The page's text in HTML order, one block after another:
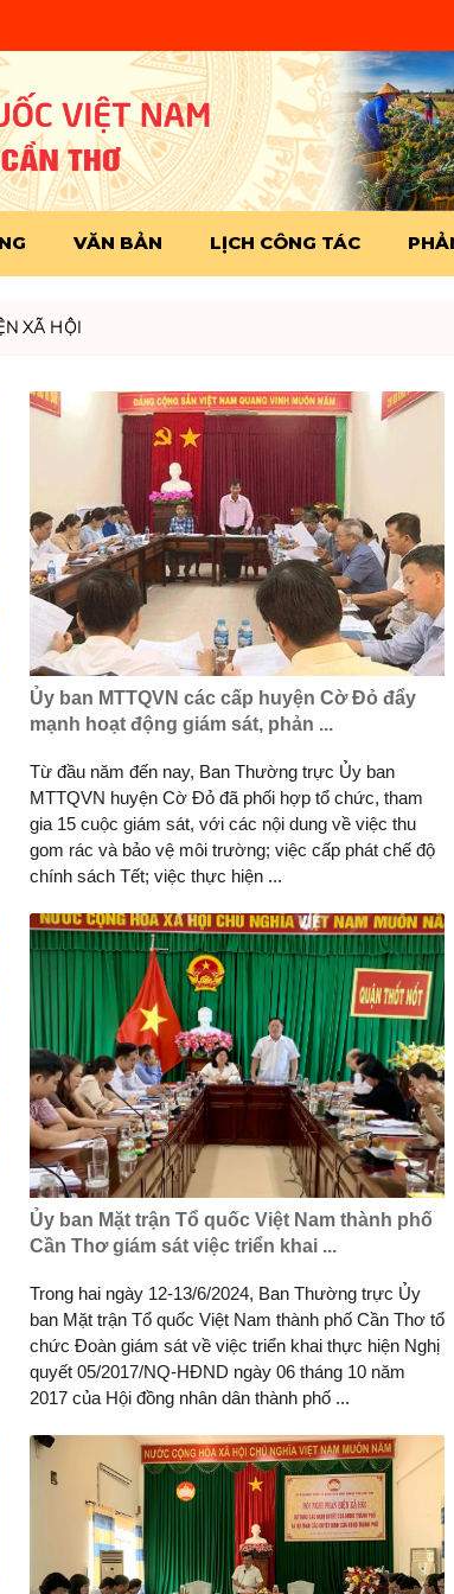
VĂN BẢN LỊCH CÔNG TÁC
XÃ HỘI
Ủy ban MTTQVN các cấp huyện Cờ Ðỏ đẩy
mạnh hoạt động giám sát, phản ...
Từ đầu năm đến nay, Ban Thường trực Ủy ban
MTTQVN huyện Cờ Ðỏ đã phối hợp tổ chức, tham
gia 15 cuộc giám sát, với các nội dung về việc thu
gom rác và bảo vệ môi trường; việc cấp phát chế độ
chính sách Tết; việc thực hiện ...
Ủy ban Mặt trận Tổ quốc Việt Nam thành phố
Cần Thơ giám sát việc triển khai ...
Trong hai ngày 12-13/6/2024, Ban Thường trực Ủy
ban Mặt trận Tổ quốc Việt Nam thành phố Cần Thơ tổ
chức Đoàn giám sát về việc triển khai thực hiện Nghị
quyết 05/2017/NQ-HĐND ngày 06 tháng 10 năm
2017 của Hội đồng nhân dân thành phố ...